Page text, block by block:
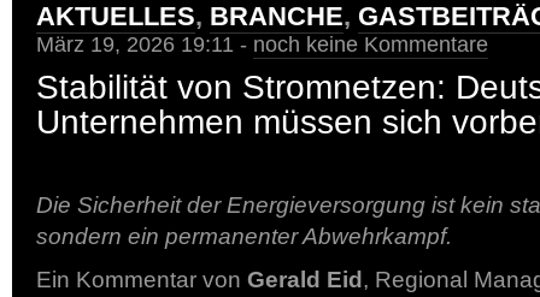
AKTUELLES, BRANCHE,
März 19, 2026 19:11 - noch keine Kommentare
Stabilität von Stromnetzen:
Unternehmen müssen sich
Die Sicherheit der Energieversorgung ist kein
sondern ein permanenter Abwehrkampf.
Ein Kommentar von Gerald Eid , Regional